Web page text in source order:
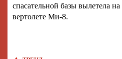
спасательной базы вылетела
вертолете Ми-8.